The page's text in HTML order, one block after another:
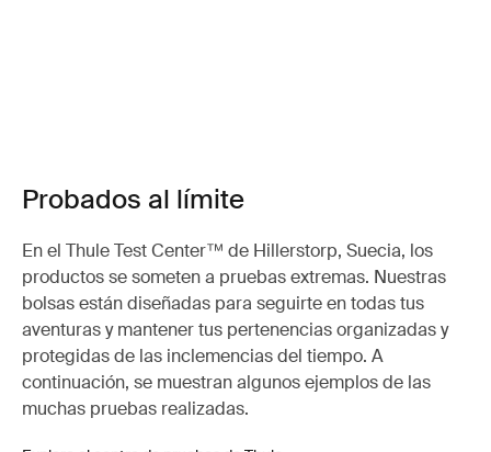
Probados al límite
En el Thule Test Center™ de Hillerstorp, Suecia, los
productos se someten a pruebas extremas. Nuestras
bolsas están diseñadas para seguirte en todas tus
aventuras y mantener tus pertenencias organizadas y
protegidas de las inclemencias del tiempo. A
continuación, se muestran algunos ejemplos de las
muchas pruebas realizadas.